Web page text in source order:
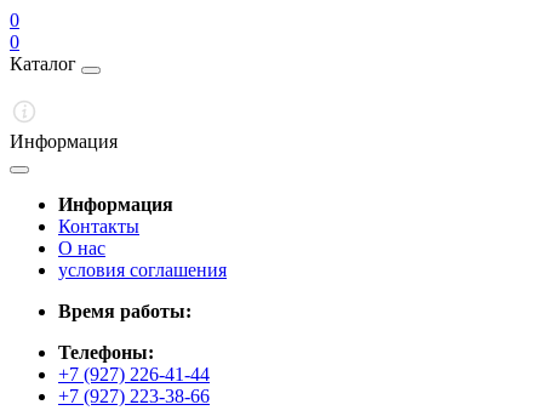
0
0
Каталог
Информация
Информация
Контакты
О нас
условия соглашения
Время работы:
Телефоны:
+7 (927) 226-41-44
+7 (927) 223-38-66